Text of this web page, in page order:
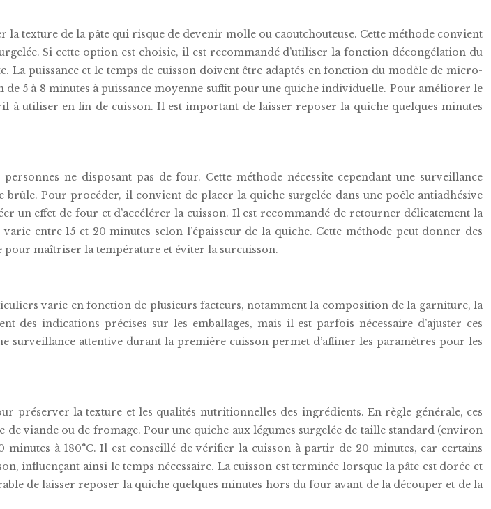
la texture de la pâte qui risque de devenir molle ou caoutchouteuse. Cette méthode convient
Si cette option est choisie, il est recommandé d’utiliser la fonction décongélation du
puissance et le temps de cuisson doivent être adaptés en fonction du modèle de micro-
5 à 8 minutes à puissance moyenne suffit pour une quiche individuelle. Pour améliorer le
utiliser en fin de cuisson. Il est important de laisser reposer la quiche quelques minutes
ne disposant pas de four. Cette méthode nécessite cependant une surveillance
Pour procéder, il convient de placer la quiche surgelée dans une poêle antiadhésive
un effet de four et d’accélérer la cuisson. Il est recommandé de retourner délicatement la
entre 15 et 20 minutes selon l’épaisseur de la quiche. Cette méthode peut donner des
pour maîtriser la température et éviter la surcuisson.
varie en fonction de plusieurs facteurs, notamment la composition de la garniture, la
indications précises sur les emballages, mais il est parfois nécessaire d’ajuster ces
surveillance attentive durant la première cuisson permet d’affiner les paramètres pour les
préserver la texture et les qualités nutritionnelles des ingrédients. En règle générale, ces
viande ou de fromage. Pour une quiche aux légumes surgelée de taille standard (environ
à 180°C. Il est conseillé de vérifier la cuisson à partir de 20 minutes, car certains
influençant ainsi le temps nécessaire. La cuisson est terminée lorsque la pâte est dorée et
de laisser reposer la quiche quelques minutes hors du four avant de la découper et de la